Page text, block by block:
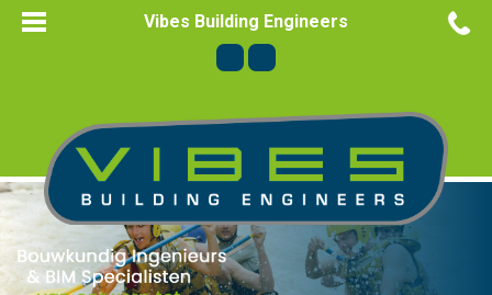
Vibes Building Engineers